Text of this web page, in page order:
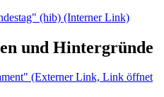
(hib) (Interner Link)
und Hintergründe
(Externer Link, Link öffnet